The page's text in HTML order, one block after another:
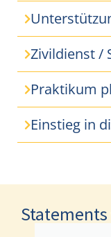
Zivildienst /
Praktikum
Einstieg in